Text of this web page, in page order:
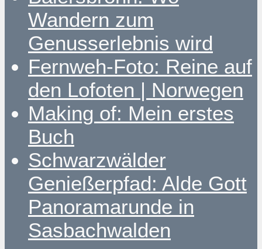
Wandern zum
Genusserlebnis wird
Fernweh-Foto: Reine auf
den Lofoten | Norwegen
Making of: Mein erstes
Buch
Schwarzwälder
Genießerpfad: Alde Gott
Panoramarunde in
Sasbachwalden